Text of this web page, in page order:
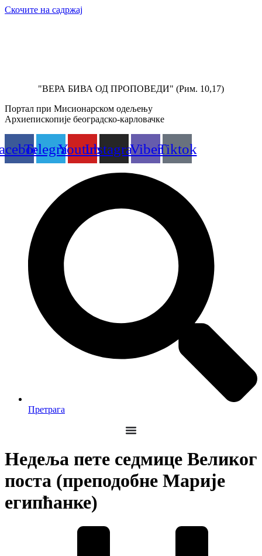
Скочите на садржај
"ВЕРА БИВА ОД ПРОПОВЕДИ" (Рим. 10,17)
Портал при Мисионарском одељењу
Архиепископије београдско-карловачке
TelegramYoutubeInstagramViberTiktok
Претрага
Недеља пете седмице Великог
поста (преподобне Марије
египћанке)